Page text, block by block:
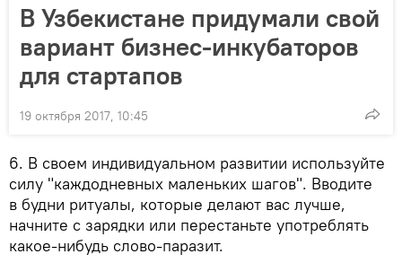
В Узбекистане придумали свой
вариант бизнес-инкубаторов
для стартапов
19 октября 2017, 10:45
6. В своем индивидуальном развитии используйте
силу "каждодневных маленьких шагов". Вводите
в будни ритуалы, которые делают вас лучше,
начните с зарядки или перестаньте употреблять
какое-нибудь слово-паразит.